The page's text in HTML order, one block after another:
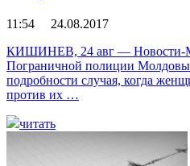
11:54 24.08.2017
КИШИНЕВ, 24 авг — Новости-
Пограничной полиции
подробности случая, когда
против их …
читать